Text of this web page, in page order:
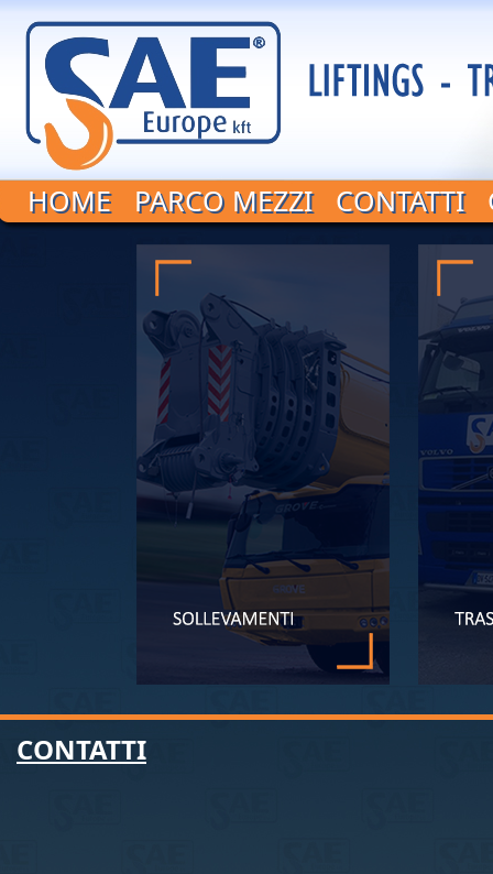
HOME PARCO MEZZI CONTATTI
CONTATTI